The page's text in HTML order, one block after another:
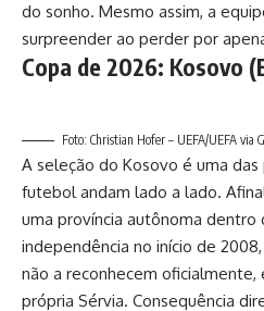
do sonho. Mesmo assim, a
surpreender ao perder por
Copa de 2026: Kosovo
Foto: Christian Hofer – UEFA/UEFA via
A seleção do Kosovo é uma
futebol andam lado a lado.
uma província autônoma dentro
independência no início de
não a reconhecem oficialmente,
própria Sérvia. Consequência